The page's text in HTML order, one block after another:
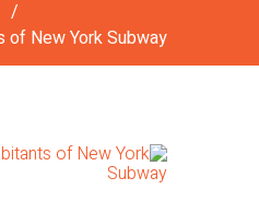
of New York Subway